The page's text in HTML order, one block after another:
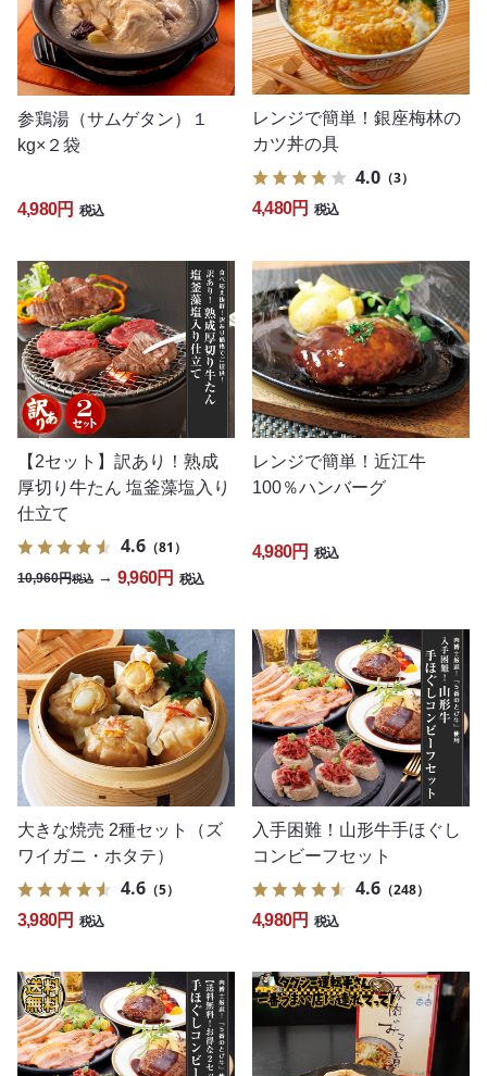
参鶏湯（サムゲタン）１
kg×２袋
4,980円 税込
レンジで簡単！銀座梅林の
カツ丼の具
4.0 （3）
4,480円 税込
【2セット】訳あり！熟成
厚切り牛たん 塩釜藻塩入り
仕立て
4.6 （81）
10,960円税込 → 9,960円 税込
レンジで簡単！近江牛
100％ハンバーグ
4,980円 税込
大きな焼売 2種セット（ズ
ワイガニ・ホタテ）
4.6 （5）
3,980円 税込
入手困難！山形牛手ほぐし
コンビーフセット
4.6 （248）
4,980円 税込